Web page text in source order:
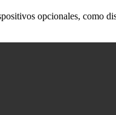
opcionales, como